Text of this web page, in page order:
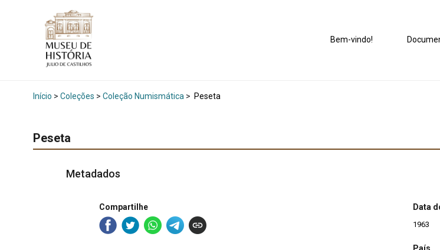
Bem-vindo!
Início > Coleções > Coleção Numismática > Peseta
Peseta
Metadados
Compartilhe Data
1963
País